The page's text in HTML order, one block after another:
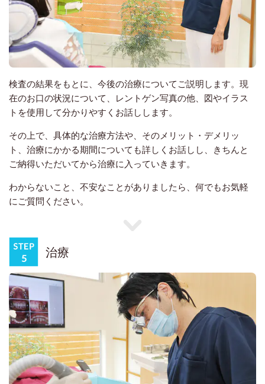
検査の結果をもとに、今後の治療についてご説明します。現
在のお口の状況について、レントゲン写真の他、図やイラス
トを使用して分かりやすくお話しします。
その上で、具体的な治療方法や、そのメリット・デメリッ
ト、治療にかかる期間についても詳しくお話しし、きちんと
ご納得いただいてから治療に入っていきます。
わからないこと、不安なことがありましたら、何でもお気軽
にご質問ください。
治療